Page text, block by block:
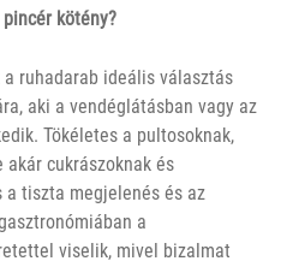
kötény?
ruhadarab ideális választás
aki a vendéglátásban vagy az
Tökéletes a pultosoknak,
akár cukrászoknak és
tiszta megjelenés és az
a
viselik, mivel bizalmat